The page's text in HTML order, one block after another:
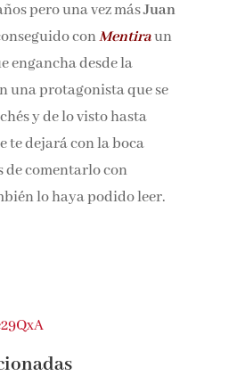
pero una vez másJuan
conMentiraun
engancha desde la
una protagonista que se
y de lo visto hasta
te dejará con la boca
de comentarlo con
lo haya podido leer.